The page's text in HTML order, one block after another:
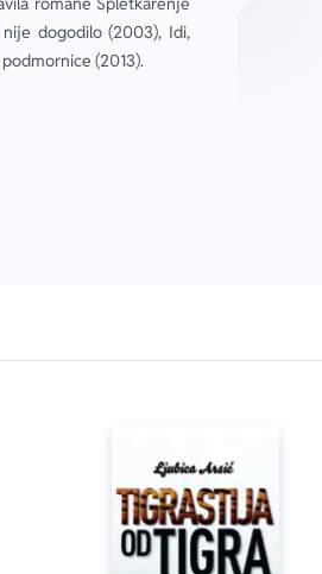
dogodilo (2003), Idi,
(2013).